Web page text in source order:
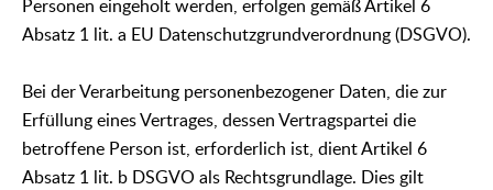
Personen eingeholt werden, erfolgen gemäß Artikel 6
Absatz 1 lit. a EU Datenschutzgrundverordnung (DSGVO).
Bei der Verarbeitung personenbezogener Daten, die zur
Erfüllung eines Vertrages, dessen Vertragspartei die
betroffene Person ist, erforderlich ist, dient Artikel 6
Absatz 1 lit. b DSGVO als Rechtsgrundlage. Dies gilt